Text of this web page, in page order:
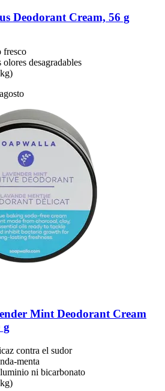
Deodorant Cream, 56 g
fresco
desagradables
Mint Deodorant Cream
g
contra el sudor
menta
ni bicarbonato